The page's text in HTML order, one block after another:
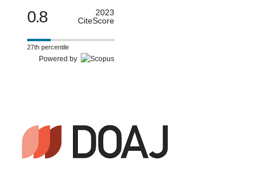
0.8
2023
CiteScore
27th percentile
Powered by